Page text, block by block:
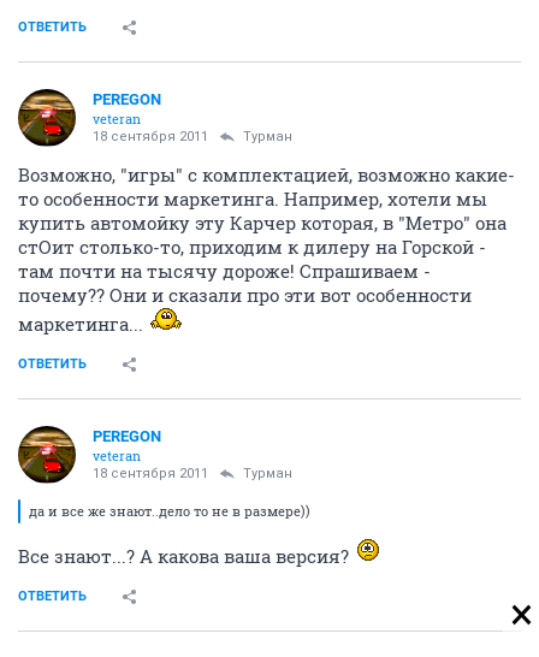
ОТВЕТИТЬ
PEREGON
veteran
18 сентября 2011 Турман
Возможно, "игры" с комплектацией, возможно какие-
то особенности маркетинга. Например, хотели мы
купить автомойку эту Карчер которая, в "Метро" она
стОит столько-то, приходим к дилеру на Горской -
там почти на тысячу дороже! Спрашиваем -
почему?? Они и сказали про эти вот особенности
маркетинга...
ОТВЕТИТЬ
PEREGON
veteran
18 сентября 2011 Турман
да и все же знают..дело то не в размере))
Все знают...? А какова ваша версия?
ОТВЕТИТЬ